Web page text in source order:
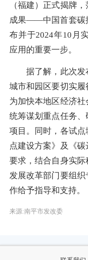
（福建）正式揭牌
成果——中国首套碳
布并于2024年10月
应用的重要一步。
据了解，此次发
城市和园区要切实
为加快本地区经济社
统筹谋划重点任务
项目。同时，各试
点建设方案》及《
要求，结合自身实
发展改革部门要组
作给予指导和支持。
来源:南平市发改委